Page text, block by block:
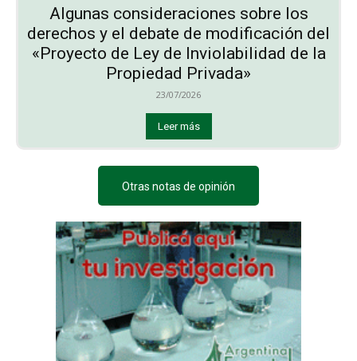
Algunas consideraciones sobre los
derechos y el debate de modificación del
«Proyecto de Ley de Inviolabilidad de la
Propiedad Privada»
23/07/2026
Leer más
Otras notas de opinión